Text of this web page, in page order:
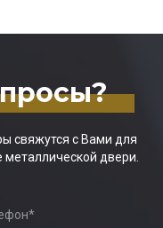
свяжутся с Вами для
двери.